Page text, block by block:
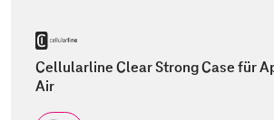
Cellularline Clear Strong Case für
Air